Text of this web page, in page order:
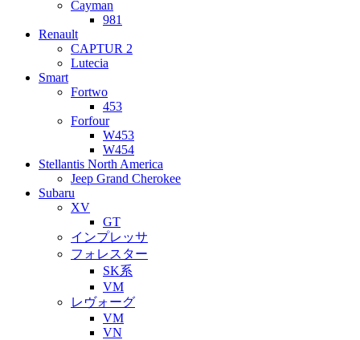
Cayman
981
Renault
CAPTUR 2
Lutecia
Smart
Fortwo
453
Forfour
W453
W454
Stellantis North America
Jeep Grand Cherokee
Subaru
XV
GT
インプレッサ
フォレスター
SK系
VM
レヴォーグ
VM
VN